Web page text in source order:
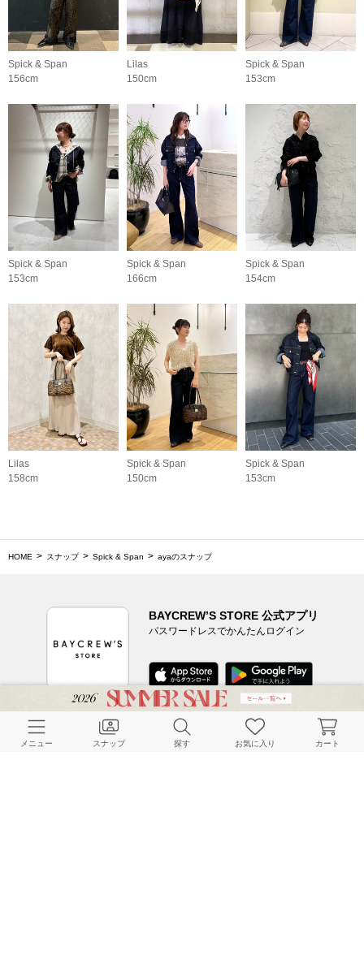
Spick & Span
156cm
Lilas
150cm
Spick & Span
153cm
Spick & Span
153cm
Spick & Span
166cm
Spick & Span
154cm
Lilas
158cm
Spick & Span
150cm
Spick & Span
153cm
HOME スナップ Spick & Span ayaのスナップ
BAYCREW’S STORE 公式アプリ
パスワードレスでかんたんログイン
CUSTOMER SERVICE
メニュー スナップ 探す お気に入り カート